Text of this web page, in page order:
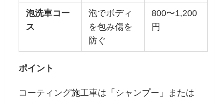
泡洗車コー
ス
泡でボディ
を包み傷を
防ぐ
800〜1,200
円
ポイント
コーティング施工車は「シャンプー」または